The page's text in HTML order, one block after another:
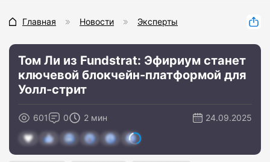
Главная Новости Эксперты
Том Ли из Fundstrat: Эфириум станет
ключевой блокчейн-платформой для
Уолл-стрит
601 0 2 мин 24.09.2025